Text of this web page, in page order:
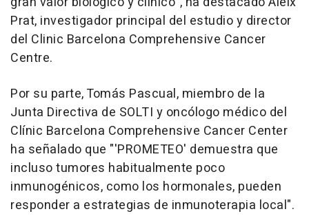
Prat, investigador principal del estudio y director
del Clinic Barcelona Comprehensive Cancer
Centre.
Por su parte, Tomás Pascual, miembro de la
Junta Directiva de SOLTI y oncólogo médico del
Clínic Barcelona Comprehensive Cancer Center
ha señalado que "'PROMETEO' demuestra que
incluso tumores habitualmente poco
inmunogénicos, como los hormonales, pueden
responder a estrategias de inmunoterapia local".